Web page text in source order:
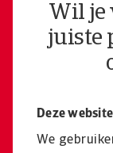
Deze
We
Wil je
juiste